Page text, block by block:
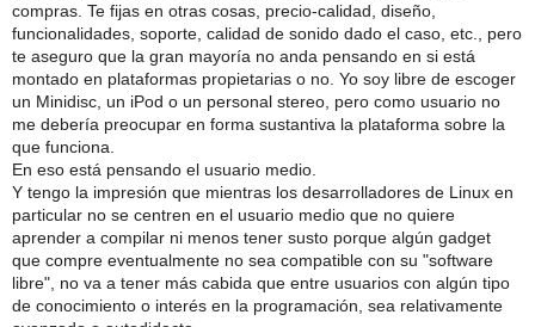
compras. Te fijas en otras cosas, precio-calidad, diseño,
funcionalidades, soporte, calidad de sonido dado el caso, etc., pero
te aseguro que la gran mayoría no anda pensando en si está
montado en plataformas propietarias o no. Yo soy libre de escoger
un Minidisc, un iPod o un personal stereo, pero como usuario no
me debería preocupar en forma sustantiva la plataforma sobre la
que funciona.
En eso está pensando el usuario medio.
Y tengo la impresión que mientras los desarrolladores de Linux en
particular no se centren en el usuario medio que no quiere
aprender a compilar ni menos tener susto porque algún gadget
que compre eventualmente no sea compatible con su "software
libre", no va a tener más cabida que entre usuarios con algún tipo
de conocimiento o interés en la programación, sea relativamente